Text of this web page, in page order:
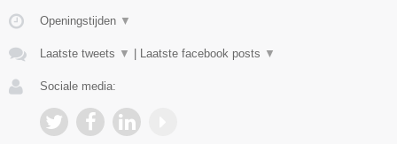
Openingstijden ▼
Laatste tweets ▼ Laatste facebook posts ▼
Sociale media: